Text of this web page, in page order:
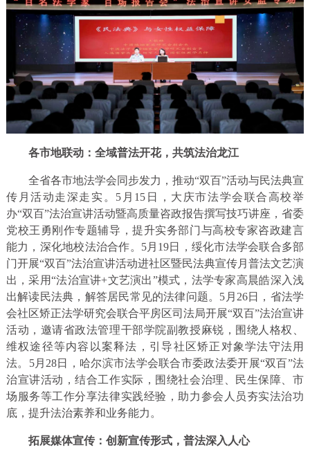
各市地联动：全域普法开花，共筑法治龙江
全省各市地法学会同步发力，推动“双百”活动与民法典宣
传月活动走深走实。5月15日，大庆市法学会联合高校举
办“双百”法治宣讲活动暨高质量咨政报告撰写技巧讲座，省委
党校王勇刚作专题辅导，提升实务部门与高校专家咨政建言
能力，深化地校法治合作。5月19日，绥化市法学会联合多部
门开展“双百”法治宣讲活动进社区暨民法典宣传月普法文艺演
出，采用“法治宣讲+文艺演出”模式，法学专家高晨皓深入浅
出解读民法典，解答居民常见的法律问题。5月26日，省法学
会社区矫正法学研究会联合平房区司法局开展“双百”法治宣讲
活动，邀请省政法管理干部学院副教授麻锐，围绕人格权、
维权途径等内容以案释法，引导社区矫正对象学法守法用
法。5月28日，哈尔滨市法学会联合市委政法委开展“双百”法
治宣讲活动，结合工作实际，围绕社会治理、民生保障、市
场服务等工作分享法律实践经验，助力参会人员夯实法治功
底，提升法治素养和业务能力。
拓展媒体宣传：创新宣传形式，普法深入人心